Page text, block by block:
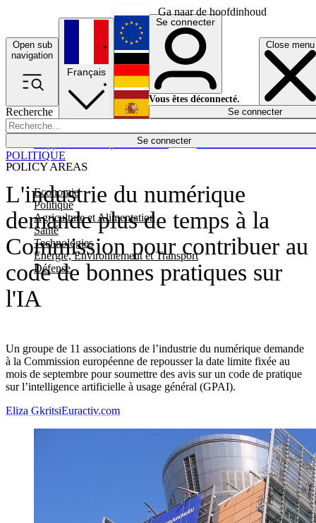
Ga naar de hoofdinhoud
Open sub
navigation
Close menu
Recherche
Se connecter
POLICY AREAS
Economie
Politique
Agriculture et Alimentation
Santé
Technologies
Energie, Environnement et Transport
Défense
Économie
Français
English
Deutsch
Español
Se connecter
Vous êtes déconnecté.
Se connecter
L'industrie du numérique
demande plus de temps à la
Commission pour contribuer au
code de bonnes pratiques sur
l'IA
Un groupe de 11 associations de l’industrie du numérique demande
à la Commission européenne de repousser la date limite fixée au
mois de septembre pour soumettre des avis sur un code de pratique
sur l’intelligence artificielle à usage général (GPAI).
POLITIQUE
Eliza GkritsiEuractiv.com